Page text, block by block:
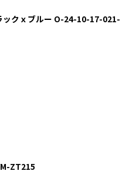
ックｘブルー O-24-10-17-021-
ZT215